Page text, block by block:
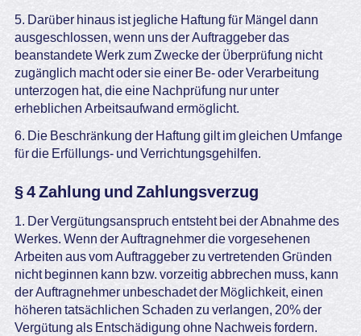
5. Darüber hinaus ist jegliche Haftung für Mängel dann
ausgeschlossen, wenn uns der Auftraggeber das
beanstandete Werk zum Zwecke der Überprüfung nicht
zugänglich macht oder sie einer Be- oder Verarbeitung
unterzogen hat, die eine Nachprüfung nur unter
erheblichen Arbeitsaufwand ermöglicht.
6. Die Beschränkung der Haftung gilt im gleichen Umfange
für die Erfüllungs- und Verrichtungsgehilfen.
§ 4 Zahlung und Zahlungsverzug
1. Der Vergütungsanspruch entsteht bei der Abnahme des
Werkes. Wenn der Auftragnehmer die vorgesehenen
Arbeiten aus vom Auftraggeber zu vertretenden Gründen
nicht beginnen kann bzw. vorzeitig abbrechen muss, kann
der Auftragnehmer unbeschadet der Möglichkeit, einen
höheren tatsächlichen Schaden zu verlangen, 20% der
Vergütung als Entschädigung ohne Nachweis fordern.